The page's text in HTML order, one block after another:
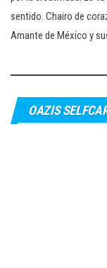
sentido. Chairo de
Amante de México y
OAZIS